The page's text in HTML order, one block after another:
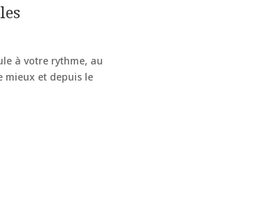
à votre rythme, au
mieux et depuis le